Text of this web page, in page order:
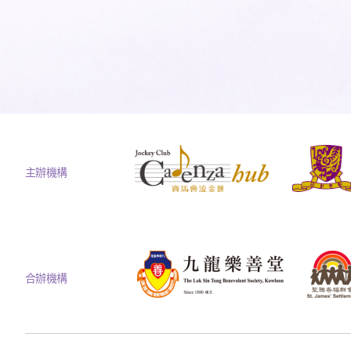
主辦機構
合辦機構